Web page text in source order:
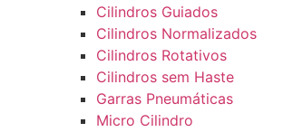
Cilindros Guiados
Cilindros Normalizados
Cilindros Rotativos
Cilindros sem Haste
Garras Pneumáticas
Micro Cilindro